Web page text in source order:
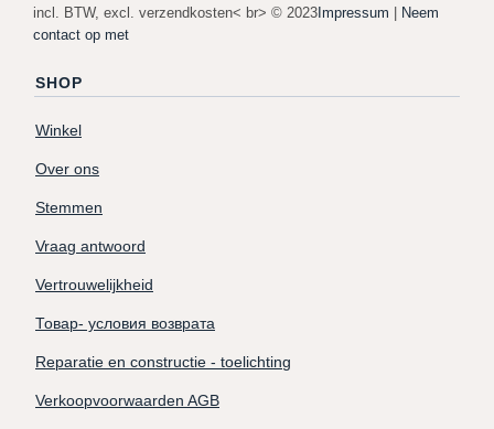
incl. BTW, excl. verzendkosten< br> © 2023Impressum | Neem
contact op met
SHOP
Winkel
Over ons
Stemmen
Vraag antwoord
Vertrouwelijkheid
Товар- условия возврата
Reparatie en constructie - toelichting
Verkoopvoorwaarden AGB